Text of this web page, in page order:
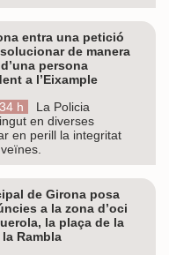
entra una petició
de manera
persona
a l’Eixample
h
La Policia
en diverses
en perill la integritat
de Girona posa
a la zona d’oci
la plaça de la
Rambla